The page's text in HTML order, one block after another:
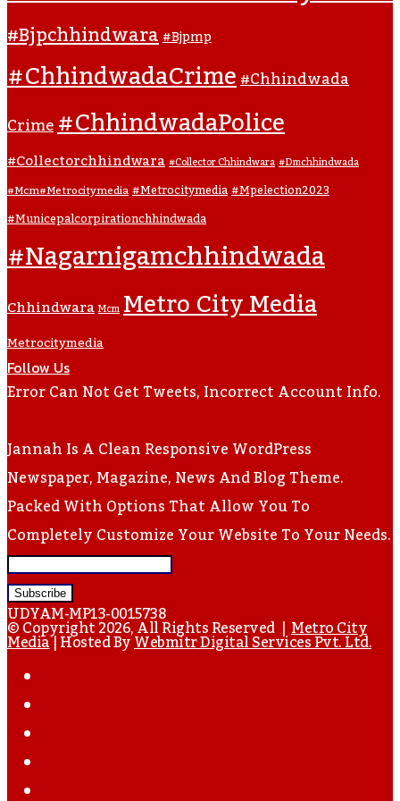
#bjpchhindwara#bjpmp
#ChhindwadaCrime#Chhindwada
Crime#ChhindwadaPolice
#collectorchhindwara#collector Chhindwara#dmchhindwada
#mcm#metrocitymedia#metrocitymedia#mpelection2023
#municepalcorpirationchhindwada
#nagarnigamchhindwada
ChhindwaraMcmMetro City Media
Metrocitymedia
Follow Us
Error Can Not Get Tweets, Incorrect Account Info.
Jannah Is A Clean Responsive WordPress
Newspaper, Magazine, News And Blog Theme.
Packed With Options That Allow You To
Completely Customize Your Website To Your Needs.
Enter
Your
Email
Address
UDYAM-MP13-0015738
© Copyright 2026, All Rights Reserved |Metro City
Media| Hosted ByWebmitr Digital Services Pvt. Ltd.